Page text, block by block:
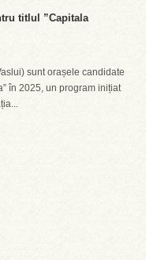
titlul ”Capitala
sunt orașele candidate
în 2025, un program inițiat